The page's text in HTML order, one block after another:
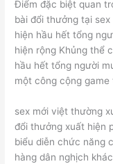
Điểm đặc biệt quan
bài đổi thưởng tại
hiện hầu hết tổng
hiện rộng Khủng thể
hầu hết tổng người
một công cộng
sex mới việt thường
đổi thưởng xuất hiện
biểu diễn chức năng
hàng dân nghịch